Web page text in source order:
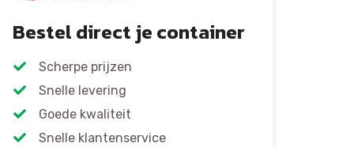
Bestel direct je container
Scherpe prijzen
Snelle levering
Goede kwaliteit
Snelle klantenservice